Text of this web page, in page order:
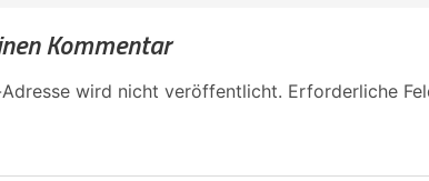
Kommentar
wird nicht veröffentlicht. Erforderliche